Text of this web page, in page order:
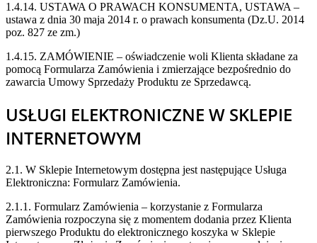
1.4.14. USTAWA O PRAWACH KONSUMENTA, USTAWA –
ustawa z dnia 30 maja 2014 r. o prawach konsumenta (Dz.U. 2014
poz. 827 ze zm.)
1.4.15. ZAMÓWIENIE – oświadczenie woli Klienta składane za
pomocą Formularza Zamówienia i zmierzające bezpośrednio do
zawarcia Umowy Sprzedaży Produktu ze Sprzedawcą.
USŁUGI ELEKTRONICZNE W SKLEPIE
INTERNETOWYM
2.1. W Sklepie Internetowym dostępna jest następujące Usługa
Elektroniczna: Formularz Zamówienia.
2.1.1. Formularz Zamówienia – korzystanie z Formularza
Zamówienia rozpoczyna się z momentem dodania przez Klienta
pierwszego Produktu do elektronicznego koszyka w Sklepie